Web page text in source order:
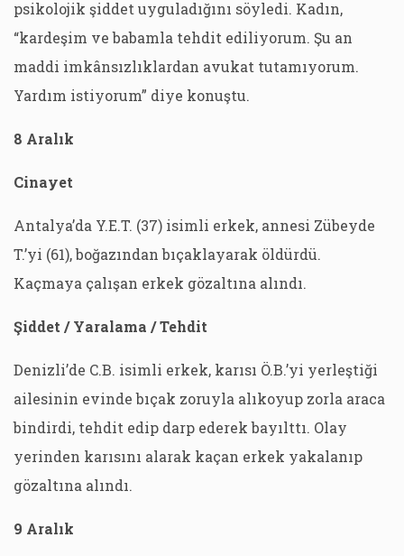
psikolojik şiddet uyguladığını söyledi. Kadın,
“kardeşim ve babamla tehdit ediliyorum. Şu an
maddi imkânsızlıklardan avukat tutamıyorum.
Yardım istiyorum” diye konuştu.
8 Aralık
Cinayet
Antalya’da Y.E.T. (37) isimli erkek, annesi Zübeyde
T.’yi (61), boğazından bıçaklayarak öldürdü.
Kaçmaya çalışan erkek gözaltına alındı.
Şiddet / Yaralama / Tehdit
Denizli’de C.B. isimli erkek, karısı Ö.B.’yi yerleştiği
ailesinin evinde bıçak zoruyla alıkoyup zorla araca
bindirdi, tehdit edip darp ederek bayılttı. Olay
yerinden karısını alarak kaçan erkek yakalanıp
gözaltına alındı.
9 Aralık